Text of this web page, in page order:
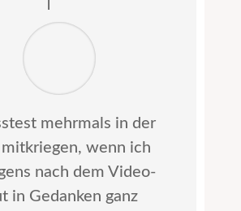
mehrmals in der
wenn ich
nach dem Video-
in Gedanken ganz